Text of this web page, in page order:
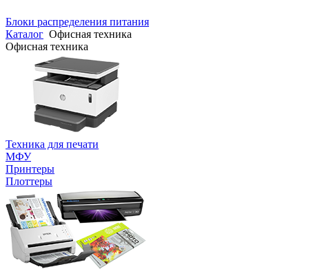
Блоки распределения питания
Каталог Офисная техника
Офисная техника
Техника для печати
МФУ
Принтеры
Плоттеры